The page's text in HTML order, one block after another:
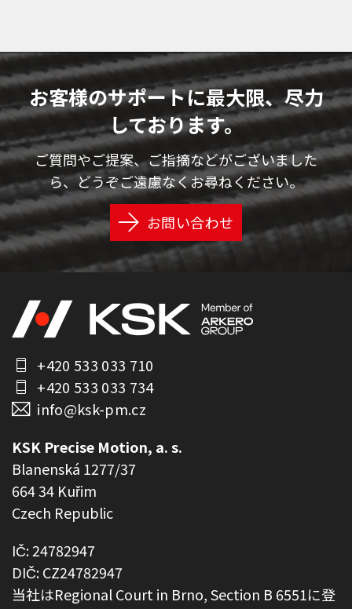
お客様のサポートに最大限、尽力
しております。
ご質問やご提案、ご指摘などがございました
ら、どうぞご遠慮なくお尋ねください。
お問い合わせ
+420 533 033 710
+420 533 033 734
info@ksk-pm.cz
KSK Precise Motion, a. s.
Blanenská 1277/37
664 34 Kuřim
Czech Republic
IČ: 24782947
DIČ: CZ24782947
当社はRegional Court in Brno, Section B 6551に登